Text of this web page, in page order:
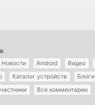
Новости Android Видео
Каталог устройств Блоги
Все комментарии